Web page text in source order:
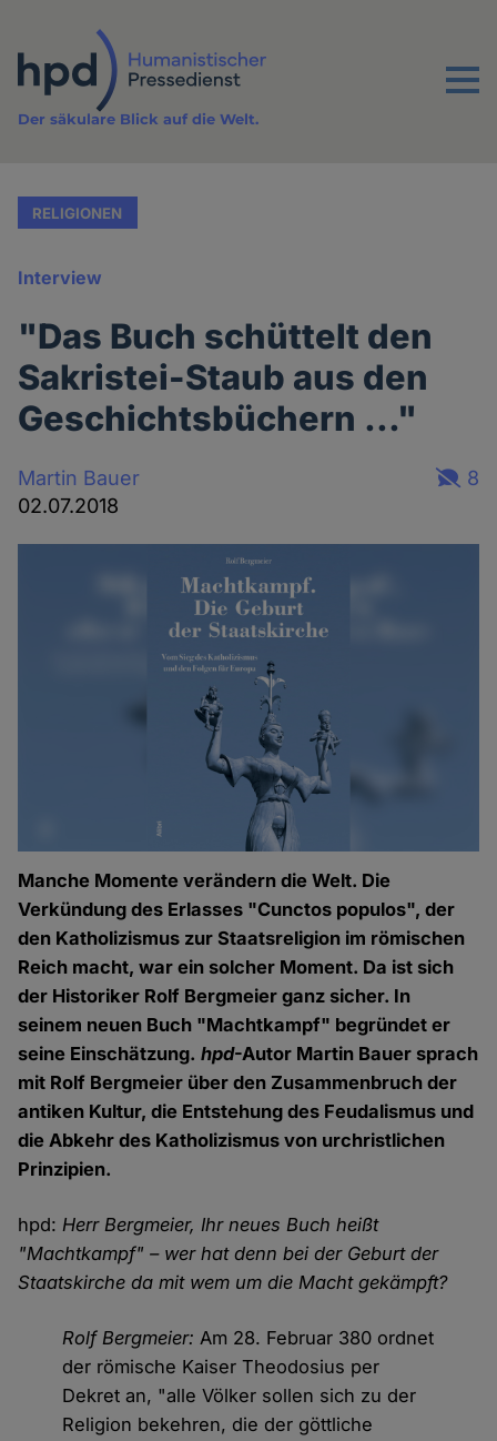
Inhalt
Menu
Der säkulare Blick auf die Welt.
RELIGIONEN
Interview
"Das Buch schüttelt den
Sakristei-Staub aus den
Geschichtsbüchern ..."
Martin Bauer
02.07.2018
8
Manche Momente verändern die Welt. Die
Verkündung des Erlasses "Cunctos populos", der
den Katholizismus zur Staatsreligion im römischen
Reich macht, war ein solcher Moment. Da ist sich
der Historiker Rolf Bergmeier ganz sicher. In
seinem neuen Buch "Machtkampf" begründet er
seine Einschätzung. hpd-Autor Martin Bauer sprach
mit Rolf Bergmeier über den Zusammenbruch der
antiken Kultur, die Entstehung des Feudalismus und
die Abkehr des Katholizismus von urchristlichen
Prinzipien.
hpd: Herr Bergmeier, Ihr neues Buch heißt
"Machtkampf" – wer hat denn bei der Geburt der
Staatskirche da mit wem um die Macht gekämpft?
Rolf Bergmeier: Am 28. Februar 380 ordnet
der römische Kaiser Theodosius per
Dekret an, "alle Völker sollen sich zu der
Religion bekehren, die der göttliche